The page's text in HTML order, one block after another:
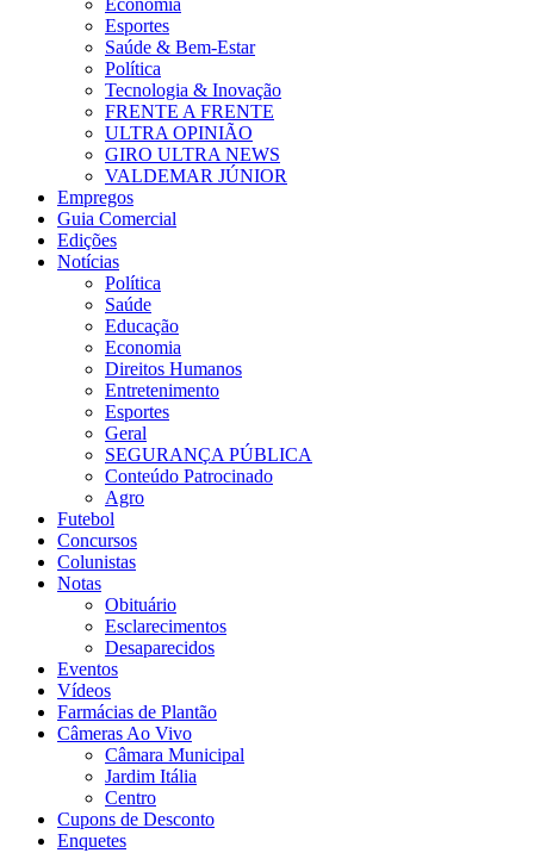
Esportes
Saúde & Bem-Estar
Política
Tecnologia & Inovação
FRENTE A FRENTE
ULTRA OPINIÃO
GIRO ULTRA NEWS
VALDEMAR JÚNIOR
Empregos
Guia Comercial
Edições
Notícias
Política
Saúde
Educação
Economia
Direitos Humanos
Entretenimento
Esportes
Geral
SEGURANÇA PÚBLICA
Conteúdo Patrocinado
Agro
Futebol
Concursos
Colunistas
Notas
Obituário
Esclarecimentos
Desaparecidos
Eventos
Vídeos
Farmácias de Plantão
Câmeras Ao Vivo
Câmara Municipal
Jardim Itália
Centro
Cupons de Desconto
Enquetes